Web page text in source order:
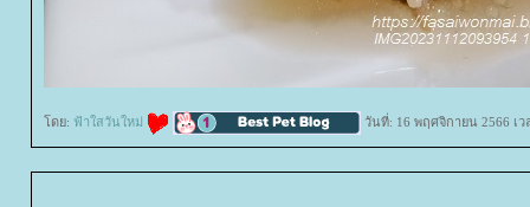
ดย: ฟ้าใสวันใหม่ วันที่: 16 พฤศจิกายน 2566 เว